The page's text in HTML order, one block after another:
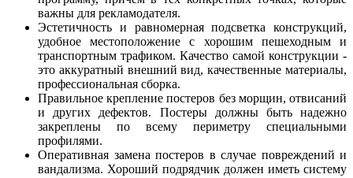
важны для рекламодателя.
Эстетичность и равномерная подсветка конструкций,
удобное местоположение с хорошим пешеходным и
транспортным трафиком. Качество самой конструкции -
это аккуратный внешний вид, качественные материалы,
профессиональная сборка.
Правильное крепление постеров без морщин, отвисаний
и других дефектов. Постеры должны быть надежно
закреплены по всему периметру специальными
профилями.
Оперативная замена постеров в случае повреждений и
вандализма. Хороший подрядчик должен иметь систему